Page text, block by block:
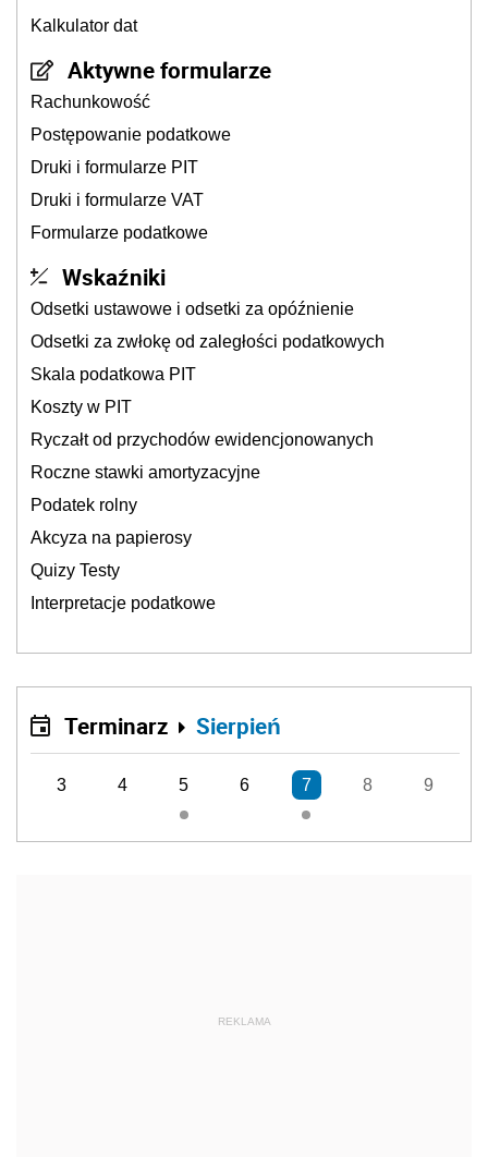
Kalkulator dat
Aktywne formularze
Rachunkowość
Postępowanie podatkowe
Druki i formularze PIT
Druki i formularze VAT
Formularze podatkowe
Wskaźniki
Odsetki ustawowe i odsetki za opóźnienie
Odsetki za zwłokę od zaległości podatkowych
Skala podatkowa PIT
Koszty w PIT
Ryczałt od przychodów ewidencjonowanych
Roczne stawki amortyzacyjne
Podatek rolny
Akcyza na papierosy
Quizy Testy
Interpretacje podatkowe
Terminarz Sierpień
3 4 5 6 7 8 9
REKLAMA